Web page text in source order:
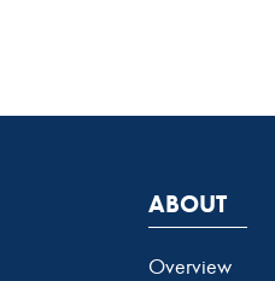
ABOUT
Overview